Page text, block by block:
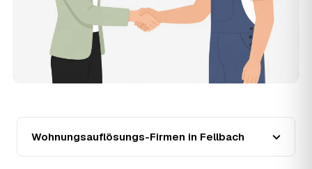
aktuelle Preisniveau als Festpreis — unabhängig von der
weiteren Marktentwicklung.
Warum liegt die Preisspanne zwischen 750 und
2.140 € in Fellbach?
Die Spanne ergibt sich vor allem aus Wohnfläche und
Möblierungsgrad: Eine kleine, kaum möblierte Wohnung
Endpreis zusätzlich. Den genauen Betrag für Ihre
Wohnung erfahren Sie erst nach einer kurzen,
Wohnungsauflösungs-Firmen in Fellbach